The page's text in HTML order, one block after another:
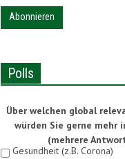
Polls
Über welchen global
würden Sie gerne mehr
(mehrere
Gesundheit (z.B. Corona)